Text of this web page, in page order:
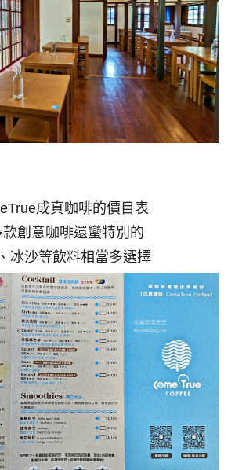
成真咖啡的價目表
款創意咖啡還蠻特別的
冰沙等飲料相當多選擇